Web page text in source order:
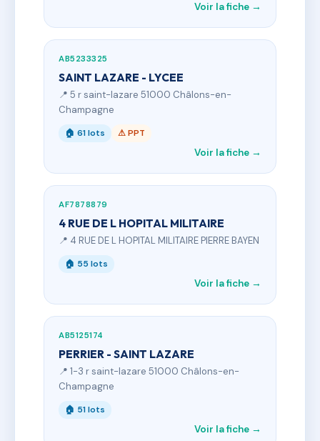
Voir la fiche →
AB5233325
SAINT LAZARE - LYCEE
📍 5 r saint-lazare 51000 Châlons-en-
Champagne
🏠 61 lots ⚠ PPT
Voir la fiche →
AF7878879
4 RUE DE L HOPITAL MILITAIRE
📍 4 RUE DE L HOPITAL MILITAIRE PIERRE BAYEN
🏠 55 lots
Voir la fiche →
AB5125174
PERRIER - SAINT LAZARE
📍 1-3 r saint-lazare 51000 Châlons-en-
Champagne
🏠 51 lots
Voir la fiche →